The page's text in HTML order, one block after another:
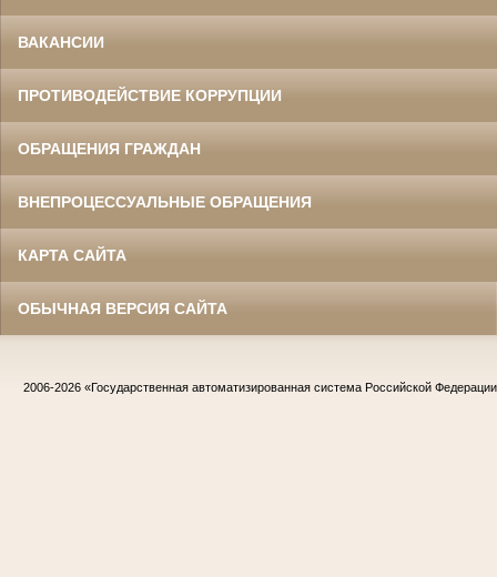
ВАКАНСИИ
ПРОТИВОДЕЙСТВИЕ КОРРУПЦИИ
ОБРАЩЕНИЯ ГРАЖДАН
ВНЕПРОЦЕССУАЛЬНЫЕ ОБРАЩЕНИЯ
КАРТА САЙТА
ОБЫЧНАЯ ВЕРСИЯ САЙТА
2006-2026 «Государственная автоматизированная система Российской